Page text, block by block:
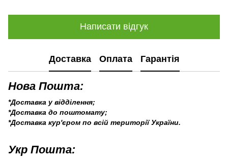
Написати відгук
Доставка Оплата Гарантія
Нова Пошта:
*Доставка у відділення;
*Доставка до поштомату;
*Доставка кур'єром по всій території України.
Укр Пошта: